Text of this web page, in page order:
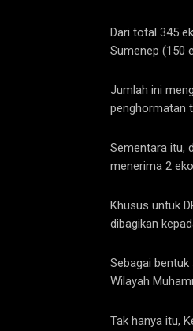
Dari total 345
Sumenep (150
Jumlah ini
penghormatan
Sementara itu,
menerima 2
Khusus untuk
dibagikan
Sebagai
Wilayah
Tak hanya itu,